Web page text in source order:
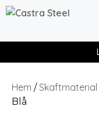
Hem /Skaftmaterial
Blå